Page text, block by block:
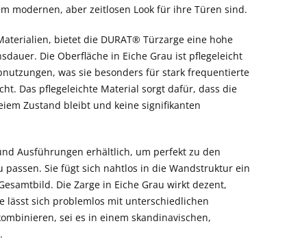
modernen, aber zeitlosen Look für ihre Türen sind.
bietet die DURAT® Türzarge eine hohe
Die Oberfläche in Eiche Grau ist pflegeleicht
was sie besonders für stark frequentierte
Das pflegeleichte Material sorgt dafür, dass die
Zustand bleibt und keine signifikanten
Ausführungen erhältlich, um perfekt zu den
Sie fügt sich nahtlos in die Wandstruktur ein
Die Zarge in Eiche Grau wirkt dezent,
lässt sich problemlos mit unterschiedlichen
sei es in einem skandinavischen,